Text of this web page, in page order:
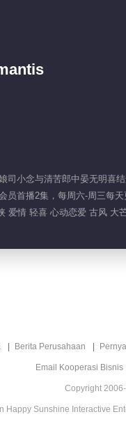
司小念与清苦郎中晏无明
首播2集，每周六-周三每
爱情 轻喜 心动恋爱 古风 大
Berita Perusahaan
Email Kooperasi Bisnis
Copyright
Happy Sunshine Interactive